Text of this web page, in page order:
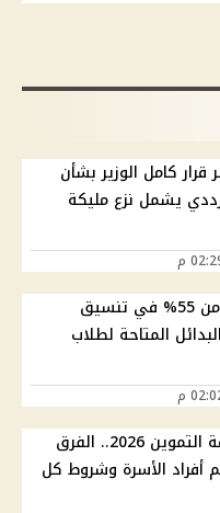
قرار كامل الوزير بشأن
يشمل نزع مليكة
كليات ومعاهد تقبل من 55% في تنسيق
أبرز البدائل المتاحة لطلاب
إضافة المواليد لبطاقة التموين 2026.. الفرق
أفراد الأسرة وشروط كل